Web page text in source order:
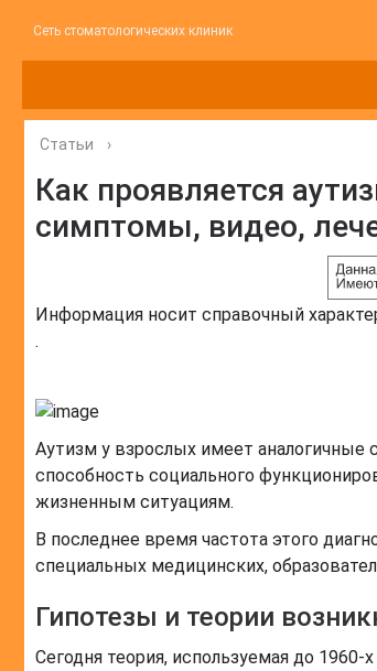
Сеть стоматологических клиник
Статьи ›
Как проявляется
симптомы, видео,
Информация носит справочный
.
Аутизм у взрослых имеет аналогичные
способность социального
жизненным ситуациям.
В последнее время частота этого
специальных медицинских,
Гипотезы и теории
Сегодня теория, используемая до 1960-